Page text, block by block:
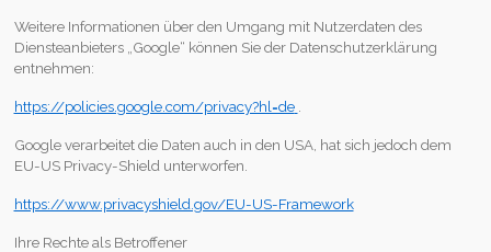
Weitere Informationen über den Umgang mit Nutzerdaten des
Diensteanbieters „Google“ können Sie der Datenschutzerklärung
entnehmen:
https://policies.google.com/privacy?hl=de
Google verarbeitet die Daten auch in den USA, hat sich jedoch dem
EU-US Privacy-Shield unterworfen.
https://www.privacyshield.gov/EU-US-Framework
Ihre Rechte als Betroffener